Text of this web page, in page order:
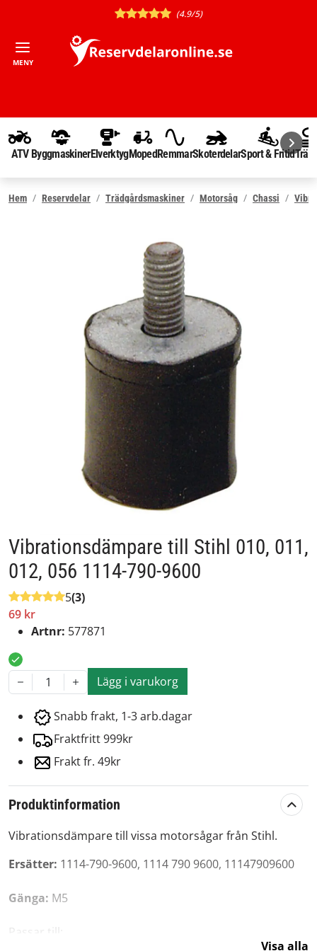
(4.9/5)
MENY
ATV ByggmaskinerElverktygMopedRemmarSkoterdelarSport & Fritid
Hem Reservdelar Trädgårdsmaskiner Motorsåg Chassi
Vibrationsdämpare till Stihl 010, 011,
012, 056 1114-790-9600
5(3)
69 kr
Artnr: 577871
1 Lägg i varukorg
Snabb frakt, 1-3 arb.dagar
Fraktfritt 999kr
Frakt fr. 49kr
Produktinformation
Vibrationsdämpare till vissa motorsågar från Stihl.
Ersätter: 1114-790-9600, 1114 790 9600, 11147909600
Gänga: M5
Passar till:
Visa alla